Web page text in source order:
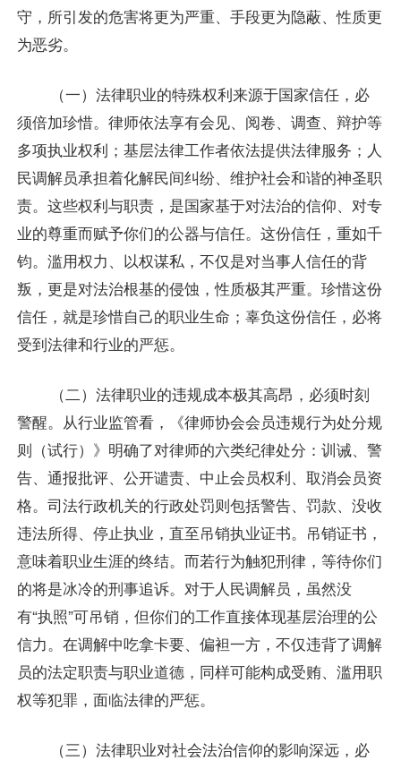
守，所引发的危害将更为严重、手段更为隐蔽、性质更
为恶劣。
（一）法律职业的特殊权利来源于国家信任，必
须倍加珍惜。律师依法享有会见、阅卷、调查、辩护等
多项执业权利；基层法律工作者依法提供法律服务；人
民调解员承担着化解民间纠纷、维护社会和谐的神圣职
责。这些权利与职责，是国家基于对法治的信仰、对专
业的尊重而赋予你们的公器与信任。这份信任，重如千
钧。滥用权力、以权谋私，不仅是对当事人信任的背
叛，更是对法治根基的侵蚀，性质极其严重。珍惜这份
信任，就是珍惜自己的职业生命；辜负这份信任，必将
受到法律和行业的严惩。
（二）法律职业的违规成本极其高昂，必须时刻
警醒。从行业监管看，《律师协会会员违规行为处分规
则（试行）》明确了对律师的六类纪律处分：训诫、警
告、通报批评、公开谴责、中止会员权利、取消会员资
格。司法行政机关的行政处罚则包括警告、罚款、没收
违法所得、停止执业，直至吊销执业证书。吊销证书，
意味着职业生涯的终结。而若行为触犯刑律，等待你们
的将是冰冷的刑事追诉。对于人民调解员，虽然没
有“执照”可吊销，但你们的工作直接体现基层治理的公
信力。在调解中吃拿卡要、偏袒一方，不仅违背了调解
员的法定职责与职业道德，同样可能构成受贿、滥用职
权等犯罪，面临法律的严惩。
（三）法律职业对社会法治信仰的影响深远，必